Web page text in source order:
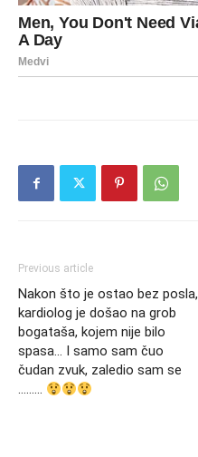
Previous article
Nakon što je ostao bez posla,
kardiolog je došao na grob
bogataša, kojem nije bilo
spasa… I samo sam čuo
čudan zvuk, zaledio sam se
………